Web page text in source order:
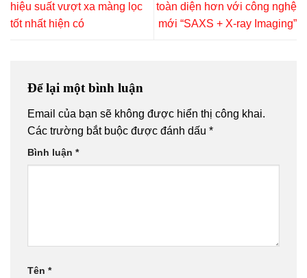
hiệu suất vượt xa màng lọc
tốt nhất hiện có
toàn diện hơn với công nghệ
mới “SAXS + X-ray Imaging”
Để lại một bình luận
Email của bạn sẽ không được hiển thị công khai.
Các trường bắt buộc được đánh dấu *
Bình luận *
Tên *